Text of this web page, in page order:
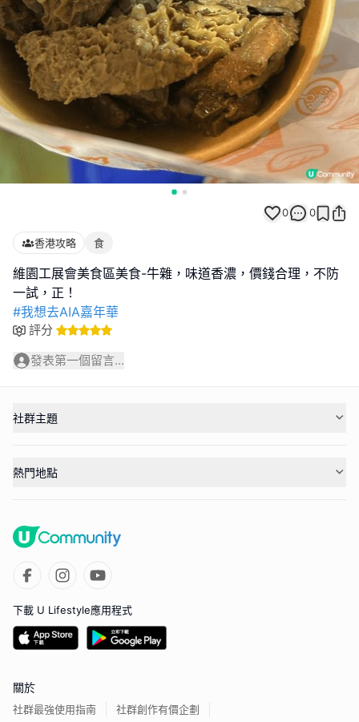
0 0
香港攻略 食
維園工展會美食區美食-牛雜，味道香濃，價錢合理，不防
#我想去AIA嘉年華
評分
發表第一個留言...
社群主題
熱門地點
下載 U Lifestyle應用程式
關於
社群最強使用指南 社群創作有價企劃